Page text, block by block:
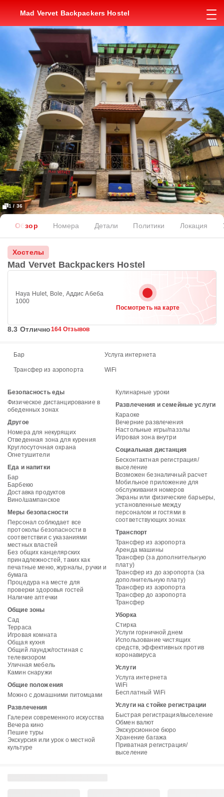
Mad Vervet Backpackers Hostel
1 / 36
Обзор Номера Детали Политики Локация
Хостелы
Mad Vervet Backpackers Hostel
Haya Hulet, Bole, Аддис Абеба
1000
Посмотреть на карте
8.3 Отлично164 Отзывов
Бар Услуга интернета
Трансфер из аэропорта WiFi
Безопасность еды
Физическое дистанцирование в
обеденных зонах
Другое
Номера для некурящих
Отведенная зона для курения
Круглосуточная охрана
Огнетушители
Еда и напитки
Бар
Барбекю
Доставка продуктов
Вино/шампанское
Меры безопасности
Персонал соблюдает все
протоколы безопасности в
соответствии с указаниями
местных властей
Без общих канцелярских
принадлежностей, таких как
печатные меню, журналы, ручки и
бумага
Процедура на месте для
проверки здоровья гостей
Наличие аптечки
Общие зоны
Сад
Терраса
Игровая комната
Общая кухня
Общий лаундж/гостиная с
телевизором
Уличная мебель
Камин снаружи
Общие положения
Можно с домашними питомцами
Развлечения
Галереи современного искусства
Вечера кино
Пешие туры
Экскурсия или урок о местной
культуре
Кулинарные уроки
Развлечения и семейные услуги
Караоке
Вечерние развлечения
Настольные игры/паззлы
Игровая зона внутри
Социальная дистанция
Бесконтактная регистрация/
выселение
Возможен безналичный расчет
Мобильное приложение для
обслуживания номеров
Экраны или физические барьеры,
установленные между
персоналом и гостями в
соответствующих зонах
Транспорт
Трансфер из аэропорта
Аренда машины
Трансфер (за дополнительную
плату)
Трансфер из до аэропорта (за
дополнительную плату)
Трансфер из аэропорта
Трансфер до аэропорта
Трансфер
Уборка
Стирка
Услуги горничной днем
Использование чистящих
средств, эффективных против
коронавируса
Услуги
Услуга интернета
WiFi
Бесплатный WiFi
Услуги на стойке регистрации
Быстрая регистрация/выселение
Обмен валют
Экскурсионное бюро
Хранение багажа
Приватная регистрация/
выселение